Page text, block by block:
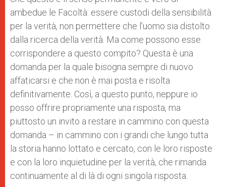
ambedue le Facoltà: essere custodi della sensibilità
per la verità, non permettere che l’uomo sia distolto
dalla ricerca della verità. Ma come possono esse
corrispondere a questo compito? Questa è una
domanda per la quale bisogna sempre di nuovo
affaticarsi e che non è mai posta e risolta
definitivamente. Così, a questo punto, neppure io
posso offrire propriamente una risposta, ma
piuttosto un invito a restare in cammino con questa
domanda – in cammino con i grandi che lungo tutta
la storia hanno lottato e cercato, con le loro risposte
e con la loro inquietudine per la verità, che rimanda
continuamente al di là di ogni singola risposta.